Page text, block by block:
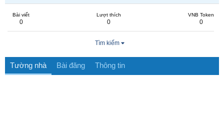
Bài viết
0
Lượt thích
0
VNB Token
0
Tìm kiếm
Tường nhà Bài đăng Thông tin